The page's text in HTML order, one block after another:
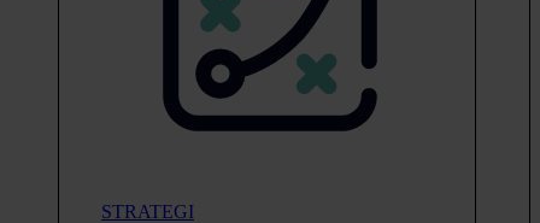
STRATEGI